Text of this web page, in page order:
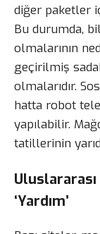
diğer paketler
Bu durumda,
olmalarının
geçirilmiş
olmalarıdır.
hatta robot
yapılabilir.
tatillerinin
‘Yardım’